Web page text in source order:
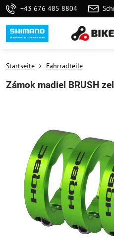
+43 676 485 8804
Startseite Fahrradteile
Zámok madiel BRUSH